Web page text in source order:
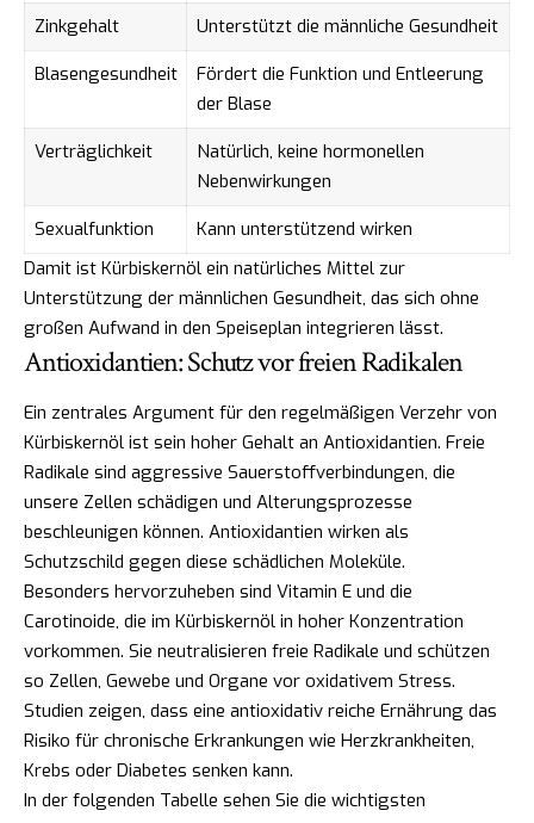
Zinkgehalt
Unterstützt die männliche Gesundheit
Blasengesundheit
Fördert die Funktion und Entleerung
der Blase
Verträglichkeit
Natürlich, keine hormonellen
Nebenwirkungen
Sexualfunktion
Kann unterstützend wirken
Damit ist Kürbiskernöl ein natürliches Mittel zur
Unterstützung der männlichen Gesundheit, das sich ohne
großen Aufwand in den Speiseplan integrieren lässt.
Antioxidantien: Schutz vor freien Radikalen
Ein zentrales Argument für den regelmäßigen Verzehr von
Kürbiskernöl ist sein hoher Gehalt an Antioxidantien. Freie
Radikale sind aggressive Sauerstoffverbindungen, die
unsere Zellen schädigen und Alterungsprozesse
beschleunigen können. Antioxidantien wirken als
Schutzschild gegen diese schädlichen Moleküle.
Besonders hervorzuheben sind Vitamin E und die
Carotinoide, die im Kürbiskernöl in hoher Konzentration
vorkommen. Sie neutralisieren freie Radikale und schützen
so Zellen, Gewebe und Organe vor oxidativem Stress.
Studien zeigen, dass eine antioxidativ reiche Ernährung das
Risiko für chronische Erkrankungen wie Herzkrankheiten,
Krebs oder Diabetes senken kann.
In der folgenden Tabelle sehen Sie die wichtigsten